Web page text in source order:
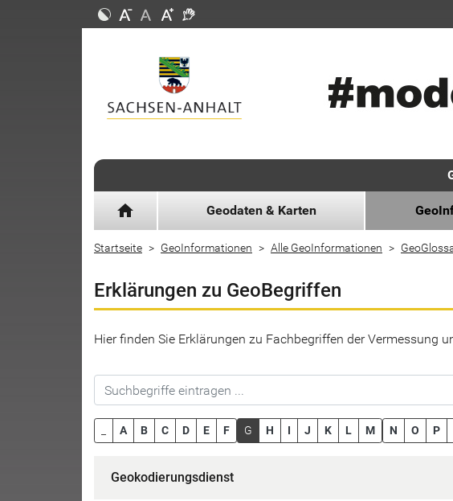
home Geodaten & Karten
Startseite GeoInformationen Alle GeoInformationen
Erklärungen zu GeoBegriffen
Hier finden Sie Erklärungen zu Fachbegriffen der Vermessung
A B C D E F G H I J K L M N O P
Geokodierungsdienst